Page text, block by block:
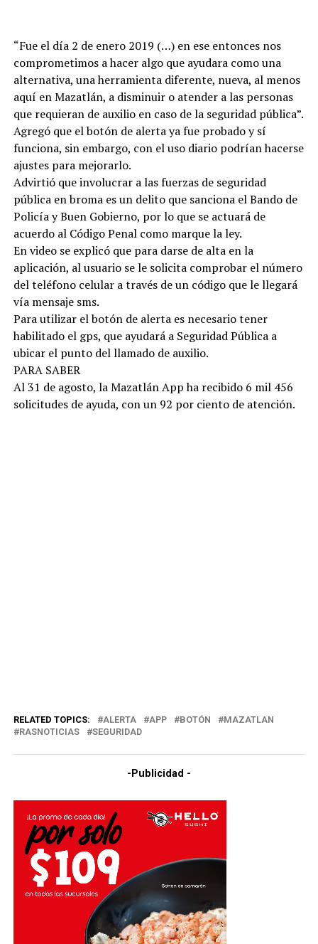
“Fue el día 2 de enero 2019 (…) en ese entonces nos
comprometimos a hacer algo que ayudara como una
alternativa, una herramienta diferente, nueva, al menos
aquí en Mazatlán, a disminuir o atender a las personas
que requieran de auxilio en caso de la seguridad pública”.
Agregó que el botón de alerta ya fue probado y sí
funciona, sin embargo, con el uso diario podrían hacerse
ajustes para mejorarlo.
Advirtió que involucrar a las fuerzas de seguridad
pública en broma es un delito que sanciona el Bando de
Policía y Buen Gobierno, por lo que se actuará de
acuerdo al Código Penal como marque la ley.
En video se explicó que para darse de alta en la
aplicación, al usuario se le solicita comprobar el número
del teléfono celular a través de un código que le llegará
vía mensaje sms.
Para utilizar el botón de alerta es necesario tener
habilitado el gps, que ayudará a Seguridad Pública a
ubicar el punto del llamado de auxilio.
PARA SABER
Al 31 de agosto, la Mazatlán App ha recibido 6 mil 456
solicitudes de ayuda, con un 92 por ciento de atención.
RELATED TOPICS: ALERTA APP BOTÓN
MAZATLAN
RASNOTICIAS
SEGURIDAD
-Publicidad -